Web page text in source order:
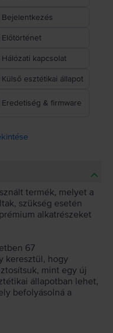
Bejelentkezés
Előtörténet
Hálózati kapcsolat
Külső esztétikai állapot
Eredetiség & firmware
termék, melyet a
szükség esetén
alkatrészeket
67
keresztül, hogy
mint egy új
állapotban lehet,
befolyásolná a